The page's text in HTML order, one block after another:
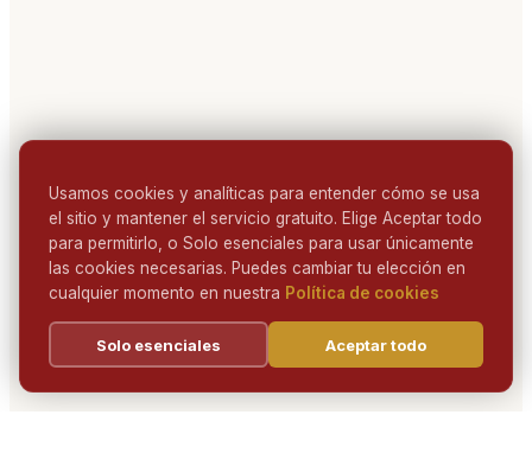
Usamos cookies y analíticas para entender cómo se usa
el sitio y mantener el servicio gratuito. Elige Aceptar todo
para permitirlo, o Solo esenciales para usar únicamente
las cookies necesarias. Puedes cambiar tu elección en
cualquier momento en nuestra Política de cookies
Solo esenciales Aceptar todo